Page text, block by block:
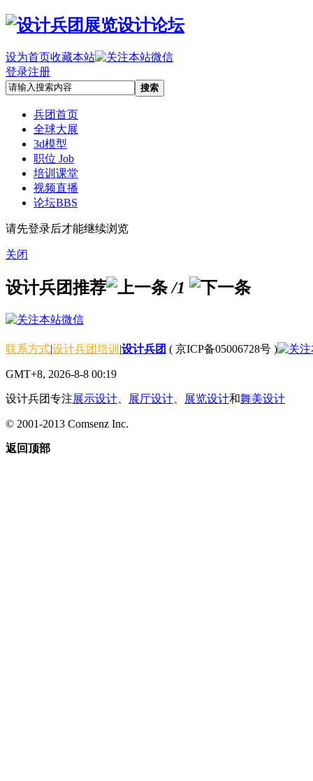
设为首页收藏本站
登录注册
搜索
兵团首页
全球大展
3d模型
职位 Job
培训课堂
视频直播
论坛BBS
请先登录后才能继续浏览
关闭
设计兵团推荐 /1
联系方式|设计兵团培训 |设计兵团 ( 京ICP备05006728号 )
GMT+8, 2026-8-8 00:19
设计兵团专注展示设计 展厅设计 展览设计和舞美设计
© 2001-2013 Comsenz Inc.
返回顶部